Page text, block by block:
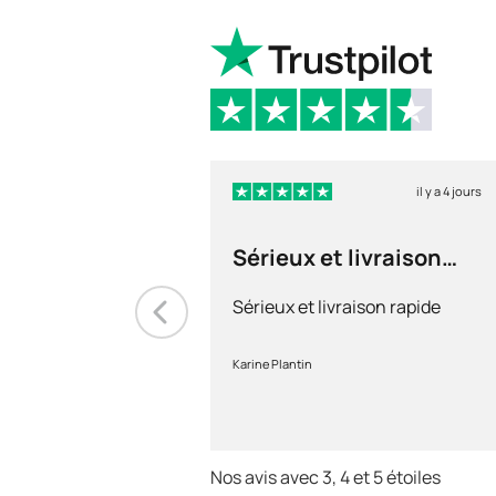
il y a 4 jours
Sérieux et livraison
Sérieux et livraison rapide
Karine Plantin
Nos avis avec 3, 4 et 5 étoiles